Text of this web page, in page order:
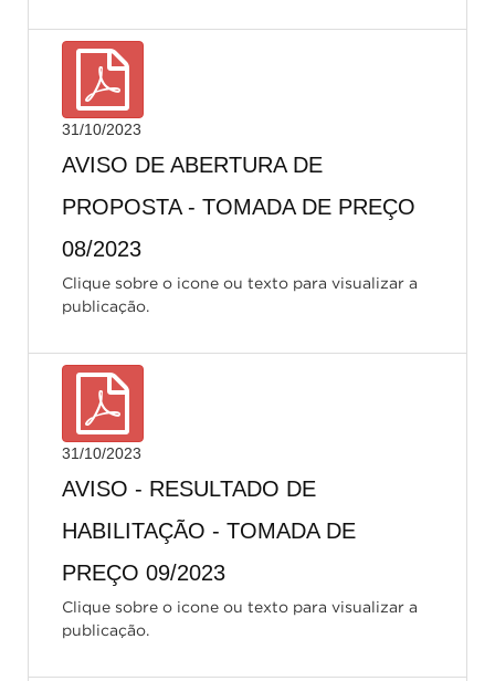
31/10/2023
AVISO DE ABERTURA DE
PROPOSTA - TOMADA DE PREÇO
08/2023
Clique sobre o icone ou texto para visualizar a
publicação.
31/10/2023
AVISO - RESULTADO DE
HABILITAÇÃO - TOMADA DE
PREÇO 09/2023
Clique sobre o icone ou texto para visualizar a
publicação.